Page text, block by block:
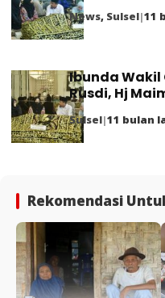
News, Sulsel|11
Ibunda Wakil
Rusdi, Hj
Sulsel|11 bulan
Rekomendasi